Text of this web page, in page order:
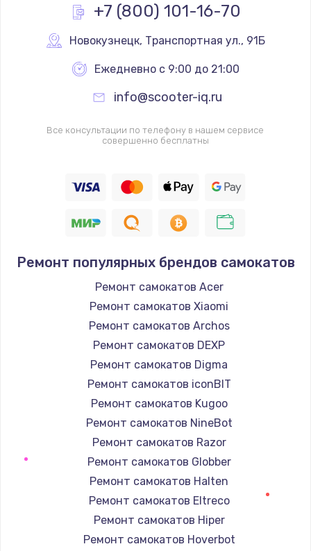
+7 (800) 101-16-70
Новокузнецк, Транспортная ул., 91Б
Ежедневно с 9:00 до 21:00
info@scooter-iq.ru
Все консультации по телефону в нашем сервисе
совершенно бесплатны
Ремонт популярных брендов самокатов
Ремонт самокатов Acer
Ремонт самокатов Xiaomi
Ремонт самокатов Archos
Ремонт самокатов DEXP
Ремонт самокатов Digma
Ремонт самокатов iconBIT
Ремонт самокатов Kugoo
Ремонт самокатов NineBot
Ремонт самокатов Razor
Ремонт самокатов Globber
Ремонт самокатов Halten
Ремонт самокатов Eltreco
Ремонт самокатов Hiper
Ремонт самокатов Hoverbot